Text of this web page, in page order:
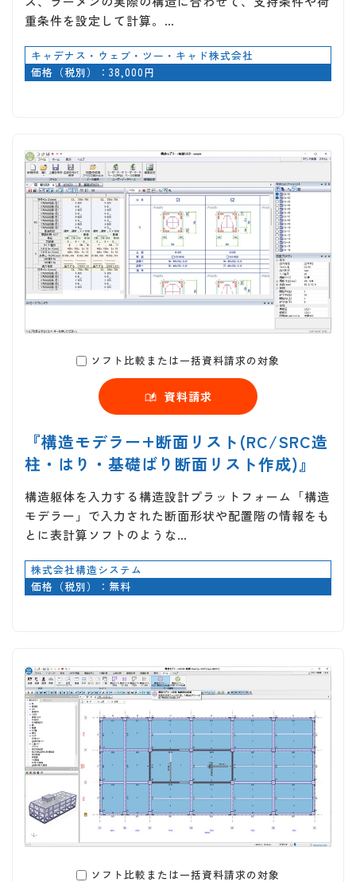
重条件を設定して計算。…
キャデナス・ウェブ・ツー・キャド株式会社
価格（税別）：38,000円
ソフト比較または一括資料請求の対象
資料請求
『構造モデラー+断面リスト(RC/SRC造
柱・はり・基礎ばり断面リスト作成)』
構造躯体を入力する構造設計プラットフォーム「構造
モデラー」で入力された断面形状や配置階の情報をも
とに表計算ソフトのような…
株式会社構造システム
価格（税別）：無料
ソフト比較または一括資料請求の対象